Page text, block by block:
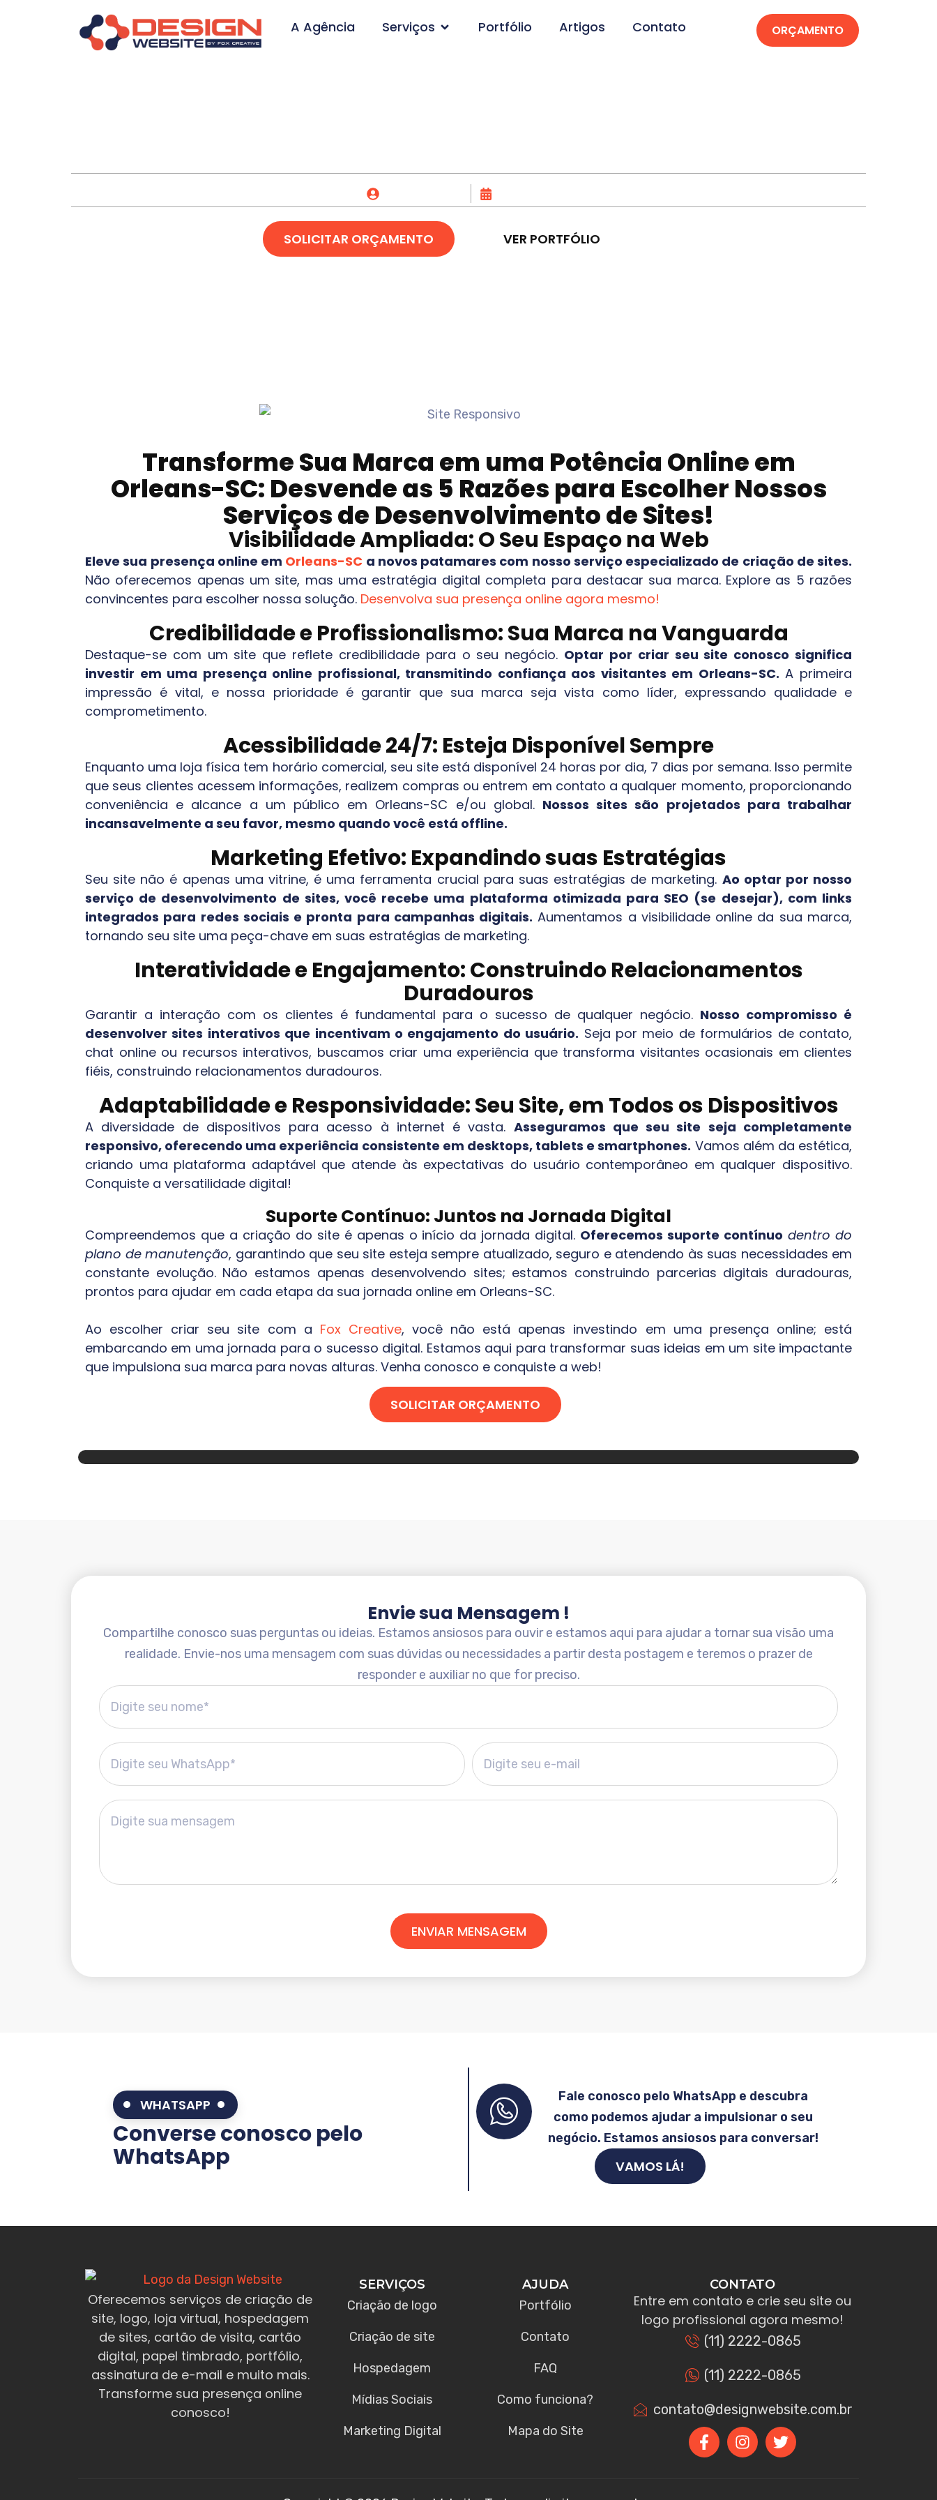
A Agência Serviços Portfólio Artigos Contato ORÇAMENTO
SOLICITAR ORÇAMENTO VER PORTFÓLIO
Transforme Sua Marca em uma Potência Online em
Orleans-SC: Desvende as 5 Razões para Escolher Nossos
Serviços de Desenvolvimento de Sites!
Visibilidade Ampliada: O Seu Espaço na Web
Eleve sua presença online em Orleans-SC a novos patamares com nosso serviço especializado de criação de sites.
Não oferecemos apenas um site, mas uma estratégia digital completa para destacar sua marca. Explore as 5 razões
convincentes para escolher nossa solução. Desenvolva sua presença online agora mesmo!
Credibilidade e Profissionalismo: Sua Marca na Vanguarda
Destaque-se com um site que reflete credibilidade para o seu negócio. Optar por criar seu site conosco significa
investir em uma presença online profissional, transmitindo confiança aos visitantes em Orleans-SC. A primeira
impressão é vital, e nossa prioridade é garantir que sua marca seja vista como líder, expressando qualidade e
comprometimento.
Acessibilidade 24/7: Esteja Disponível Sempre
Enquanto uma loja física tem horário comercial, seu site está disponível 24 horas por dia, 7 dias por semana. Isso permite
que seus clientes acessem informações, realizem compras ou entrem em contato a qualquer momento, proporcionando
conveniência e alcance a um público em Orleans-SC e/ou global. Nossos sites são projetados para trabalhar
incansavelmente a seu favor, mesmo quando você está offline.
Marketing Efetivo: Expandindo suas Estratégias
Seu site não é apenas uma vitrine, é uma ferramenta crucial para suas estratégias de marketing. Ao optar por nosso
serviço de desenvolvimento de sites, você recebe uma plataforma otimizada para SEO (se desejar), com links
integrados para redes sociais e pronta para campanhas digitais. Aumentamos a visibilidade online da sua marca,
tornando seu site uma peça-chave em suas estratégias de marketing.
Interatividade e Engajamento: Construindo Relacionamentos
Duradouros
Garantir a interação com os clientes é fundamental para o sucesso de qualquer negócio. Nosso compromisso é
desenvolver sites interativos que incentivam o engajamento do usuário. Seja por meio de formulários de contato,
chat online ou recursos interativos, buscamos criar uma experiência que transforma visitantes ocasionais em clientes
fiéis, construindo relacionamentos duradouros.
Adaptabilidade e Responsividade: Seu Site, em Todos os Dispositivos
A diversidade de dispositivos para acesso à internet é vasta. Asseguramos que seu site seja completamente
responsivo, oferecendo uma experiência consistente em desktops, tablets e smartphones. Vamos além da estética,
criando uma plataforma adaptável que atende às expectativas do usuário contemporâneo em qualquer dispositivo.
Conquiste a versatilidade digital!
Suporte Contínuo: Juntos na Jornada Digital
Compreendemos que a criação do site é apenas o início da jornada digital. Oferecemos suporte contínuo dentro do
plano de manutenção, garantindo que seu site esteja sempre atualizado, seguro e atendendo às suas necessidades em
constante evolução. Não estamos apenas desenvolvendo sites; estamos construindo parcerias digitais duradouras,
prontos para ajudar em cada etapa da sua jornada online em Orleans-SC.
Ao escolher criar seu site com a Fox Creative, você não está apenas investindo em uma presença online; está
embarcando em uma jornada para o sucesso digital. Estamos aqui para transformar suas ideias em um site impactante
que impulsiona sua marca para novas alturas. Venha conosco e conquiste a web!
SOLICITAR ORÇAMENTO
Envie sua Mensagem !
Compartilhe conosco suas perguntas ou ideias. Estamos ansiosos para ouvir e estamos aqui para ajudar a tornar sua visão uma
realidade. Envie-nos uma mensagem com suas dúvidas ou necessidades a partir desta postagem e teremos o prazer de
responder e auxiliar no que for preciso.
ENVIAR MENSAGEM
WHATSAPP
Converse conosco pelo
WhatsApp
Fale conosco pelo WhatsApp e descubra
como podemos ajudar a impulsionar o seu
negócio. Estamos ansiosos para conversar!
VAMOS LÁ!
Oferecemos serviços de criação de
site, logo, loja virtual, hospedagem
de sites, cartão de visita, cartão
digital, papel timbrado, portfólio,
assinatura de e-mail e muito mais.
Transforme sua presença online
conosco!
SERVIÇOS
Criação de logo
Criação de site
Hospedagem
Mídias Sociais
Marketing Digital
AJUDA
Portfólio
Contato
FAQ
Como funciona?
Mapa do Site
CONTATO
Entre em contato e crie seu site ou
logo profissional agora mesmo!
(11) 2222-0865
(11) 2222-0865
contato@designwebsite.com.br